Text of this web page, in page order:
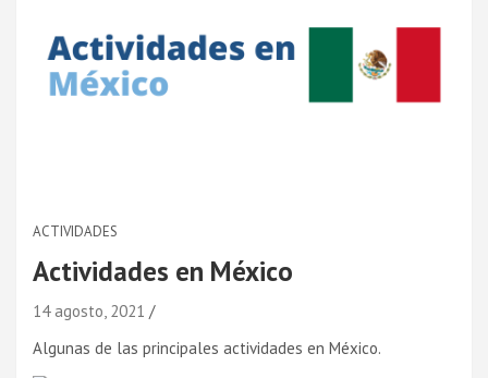
ACTIVIDADES
Actividades en México
14 agosto, 2021
Algunas de las principales actividades en México.